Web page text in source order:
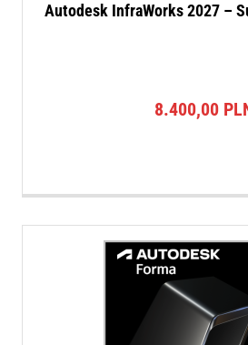
Autodesk InfraWorks 2027 –
8.400,00